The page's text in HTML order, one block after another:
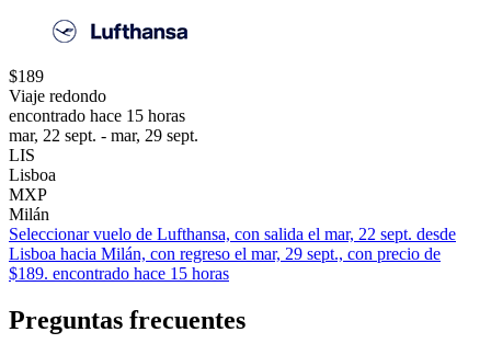
$189
Viaje redondo
encontrado hace 15 horas
mar, 22 sept. - mar, 29 sept.
LIS
Lisboa
MXP
Milán
Seleccionar vuelo de Lufthansa, con salida el mar, 22 sept. desde
Lisboa hacia Milán, con regreso el mar, 29 sept., con precio de
$189. encontrado hace 15 horas
Preguntas frecuentes